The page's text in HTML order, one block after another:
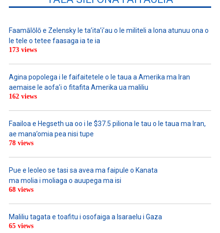
Faamālōlō e Zelensky le ta’ita’i’au o le militeli a lona atunuu ona o
le tele o tetee faasaga ia te ia
173 views
Agina popolega i le faifaitetele o le taua a Amerika ma Iran
aemaise le aofa’i o fitafita Amerika ua maliliu
162 views
Faailoa e Hegseth ua oo i le $37.5 piliona le tau o le taua ma Iran,
ae mana’omia pea nisi tupe
78 views
Pue e leoleo se tasi sa avea ma faipule o Kanata
ma molia i moliaga o auupega ma isi
68 views
Maliliu tagata e toafitu i osofaiga a Isaraelu i Gaza
65 views